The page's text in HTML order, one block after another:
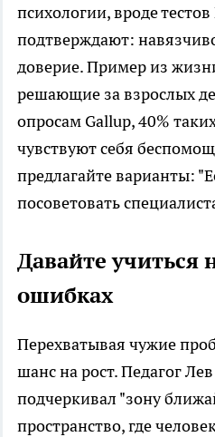
психологии, вроде
подтверждают:
доверие. Пример из
решающие за взрослых
опросам Gallup, 40%
чувствуют себя
предлагайте варианты:
посоветовать
Давайте учиться
ошибках
Перехватывая чужие
шанс на рост. Педагог
подчеркивал "зону
пространство, где